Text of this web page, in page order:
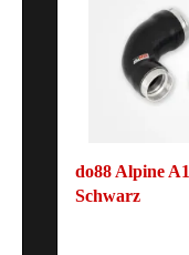
do88 Alpine
Schwarz